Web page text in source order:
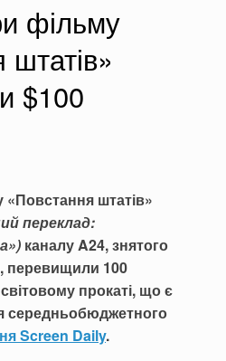
фільму
$100
штатів»
переклад:
) каналу A24, знятого
перевищили 100
прокаті, що є
середньобюджетного
Screen Daily.